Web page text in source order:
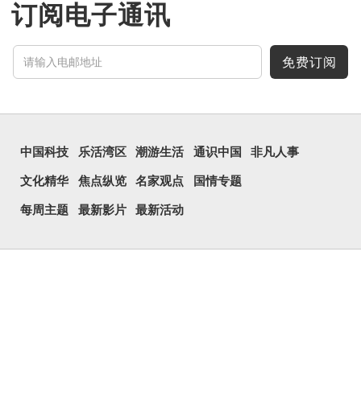
订阅电子通讯
免费订阅
中国科技 乐活湾区 潮游生活 通识中国 非凡人事
文化精华 焦点纵览 名家观点 国情专题
每周主题 最新影片 最新活动